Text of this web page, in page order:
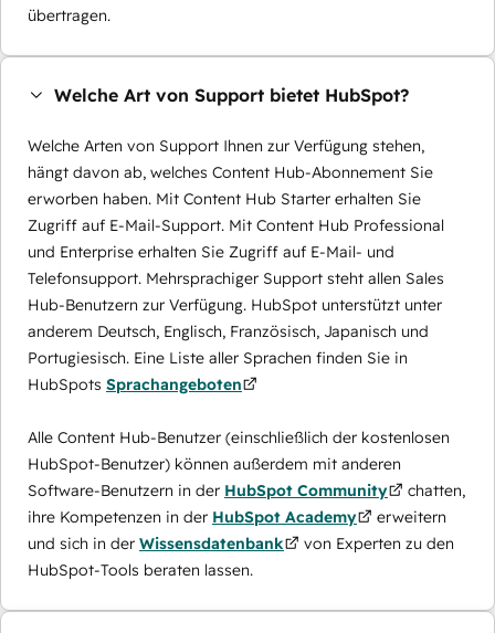
übertragen.
Welche Art von Support bietet HubSpot?
Welche Arten von Support Ihnen zur Verfügung stehen,
hängt davon ab, welches Content Hub-Abonnement Sie
erworben haben. Mit Content Hub Starter erhalten Sie
Zugriff auf E-Mail-Support. Mit Content Hub Professional
und Enterprise erhalten Sie Zugriff auf E-Mail- und
Telefonsupport. Mehrsprachiger Support steht allen Sales
Hub-Benutzern zur Verfügung. HubSpot unterstützt unter
anderem Deutsch, Englisch, Französisch, Japanisch und
Portugiesisch. Eine Liste aller Sprachen finden Sie in
HubSpots Sprachangeboten
Alle Content Hub-Benutzer (einschließlich der kostenlosen
HubSpot-Benutzer) können außerdem mit anderen
Software-Benutzern in der HubSpot Community
chatten,
ihre Kompetenzen in der HubSpot Academy
erweitern
und sich in der Wissensdatenbank
von Experten zu den
HubSpot-Tools beraten lassen.